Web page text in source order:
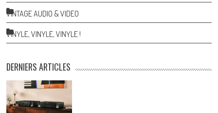
VINTAGE AUDIO & VIDEO
VINYLE, VINYLE, VINYLE !
DERNIERS ARTICLES